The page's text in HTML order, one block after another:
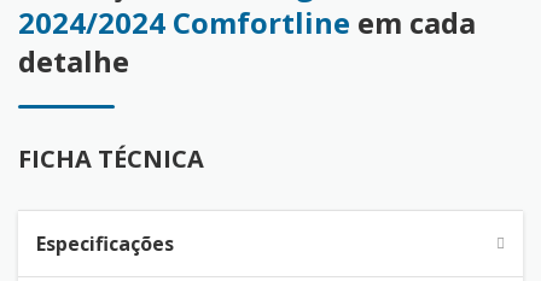
2024/2024 Comfortline em cada
detalhe
FICHA TÉCNICA
Especificações